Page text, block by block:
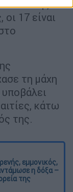
17 είναι
τη μάχη
κάτω
της.
εμμονικός,
η δόξα –
της